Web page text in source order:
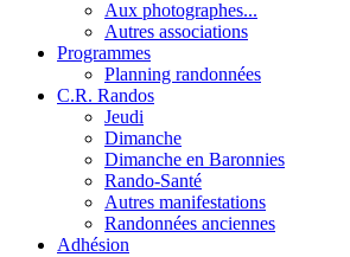
Aux photographes...
Autres associations
Programmes
Planning randonnées
C.R. Randos
Jeudi
Dimanche
Dimanche en Baronnies
Rando-Santé
Autres manifestations
Randonnées anciennes
Adhésion